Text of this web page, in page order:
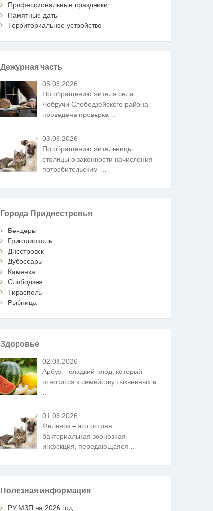
Профессиональные праздники
Памятные даты
Территориальное устройство
Дежурная часть
05.08.2026
По обращению жителя села
Чобручи Слободзейского района
проведена проверка …
03.08.2026
По обращению жительницы
столицы о законности начисления
потребительским
Города Приднестровья
Бендеры
Григориополь
Днестровск
Дубоссары
Каменка
Слободзея
Тирасполь
Рыбница
Здоровье
02.08.2026
Арбуз – сладкий плод, который
относится к семейству тыквенных и
01.08.2026
Фелиноз – это острая
бактериальная зоонозная
инфекция, передающаяся
Полезная информация
РУ МЗП на 2026 год